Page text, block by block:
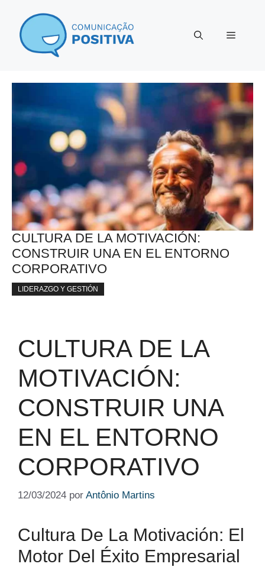
contenido
Menú
CULTURA DE LA MOTIVACIÓN:
CONSTRUIR UNA EN EL ENTORNO
CORPORATIVO
LIDERAZGO Y GESTIÓN
CULTURA DE LA
MOTIVACIÓN:
CONSTRUIR UNA
EN EL ENTORNO
CORPORATIVO
12/03/2024 por Antônio Martins
Cultura De La Motivación: El
Motor Del Éxito Empresarial